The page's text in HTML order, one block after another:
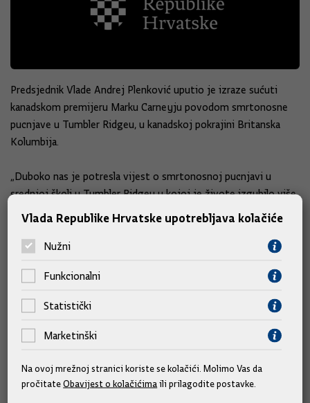
Predsjednik Vlade Andrej Plenković uputio je izraze sućuti
kanadskom premijeru Marku Carneyju povodom smrtonosne
pucnjave u Tumbler Ridgeu, u kanadskoj pokrajini Britanska
Kolumbija.
„Duboko nas je potresla vijest o smrtonosnoj pucnjavi u
srednjoj školi u Tumbler Ridgeu u kojoj je živote izgubilo više
osoba. Izražavam duboku sućut obiteljima žrtava, Vama i
kanadskom narodu, osobito stanovništvu Britanske Kolumbije
i Tumbler Ridgea. Ozlijeđenima želimo uspješan oporavak”,
Vlada Republike Hrvatske upotrebljava kolačiće
Nužni
Funkcionalni
Statistički
Marketinški
Na ovoj mrežnoj stranici koriste se kolačići. Molimo Vas da
pročitateObavijest o kolačićima ili prilagodite postavke.